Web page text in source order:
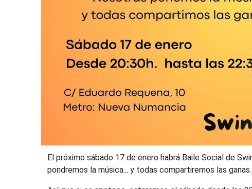
El próximo sábado 17 de enero habrá Baile Social de
pondremos la música... y todas compartiremos las ganas.